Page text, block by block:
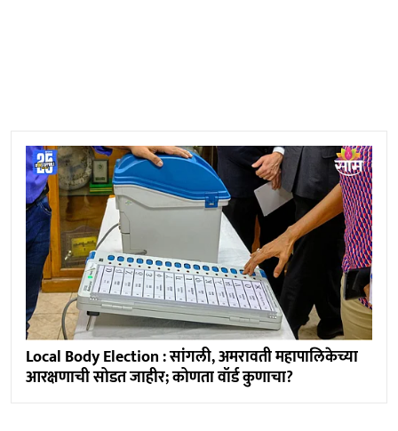
Local Body Election : सांगली, अमरावती महापालिकेच्या
आरक्षणाची सोडत जाहीर; कोणता वॉर्ड कुणाचा?